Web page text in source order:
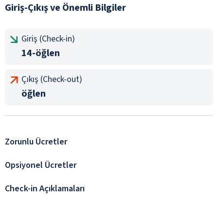
Giriş-Çıkış ve Önemli Bilgiler
Giriş (Check-in)
14-öğlen
Çıkış (Check-out)
öğlen
Zorunlu Ücretler
Opsiyonel Ücretler
Check-in Açıklamaları